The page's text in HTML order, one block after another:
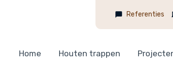
Referenties
Home Houten trappen